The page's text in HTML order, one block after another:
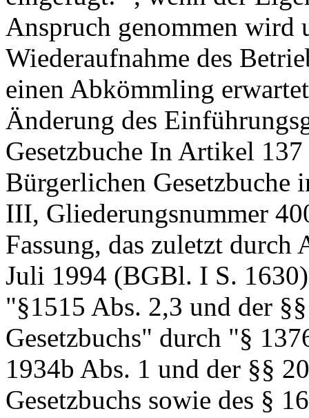
Anspruch genommen wird
Wiederaufnahme des
einen Abkömmling
Änderung des
Gesetzbuche In Artikel
Bürgerlichen Gesetzbuche
III, Gliederungsnummer
Fassung, das zuletzt durch
Juli 1994 (BGBl. I S.
"§1515 Abs. 2,3 und der
Gesetzbuchs" durch "§
1934b Abs. 1 und der §§
Gesetzbuchs sowie des §